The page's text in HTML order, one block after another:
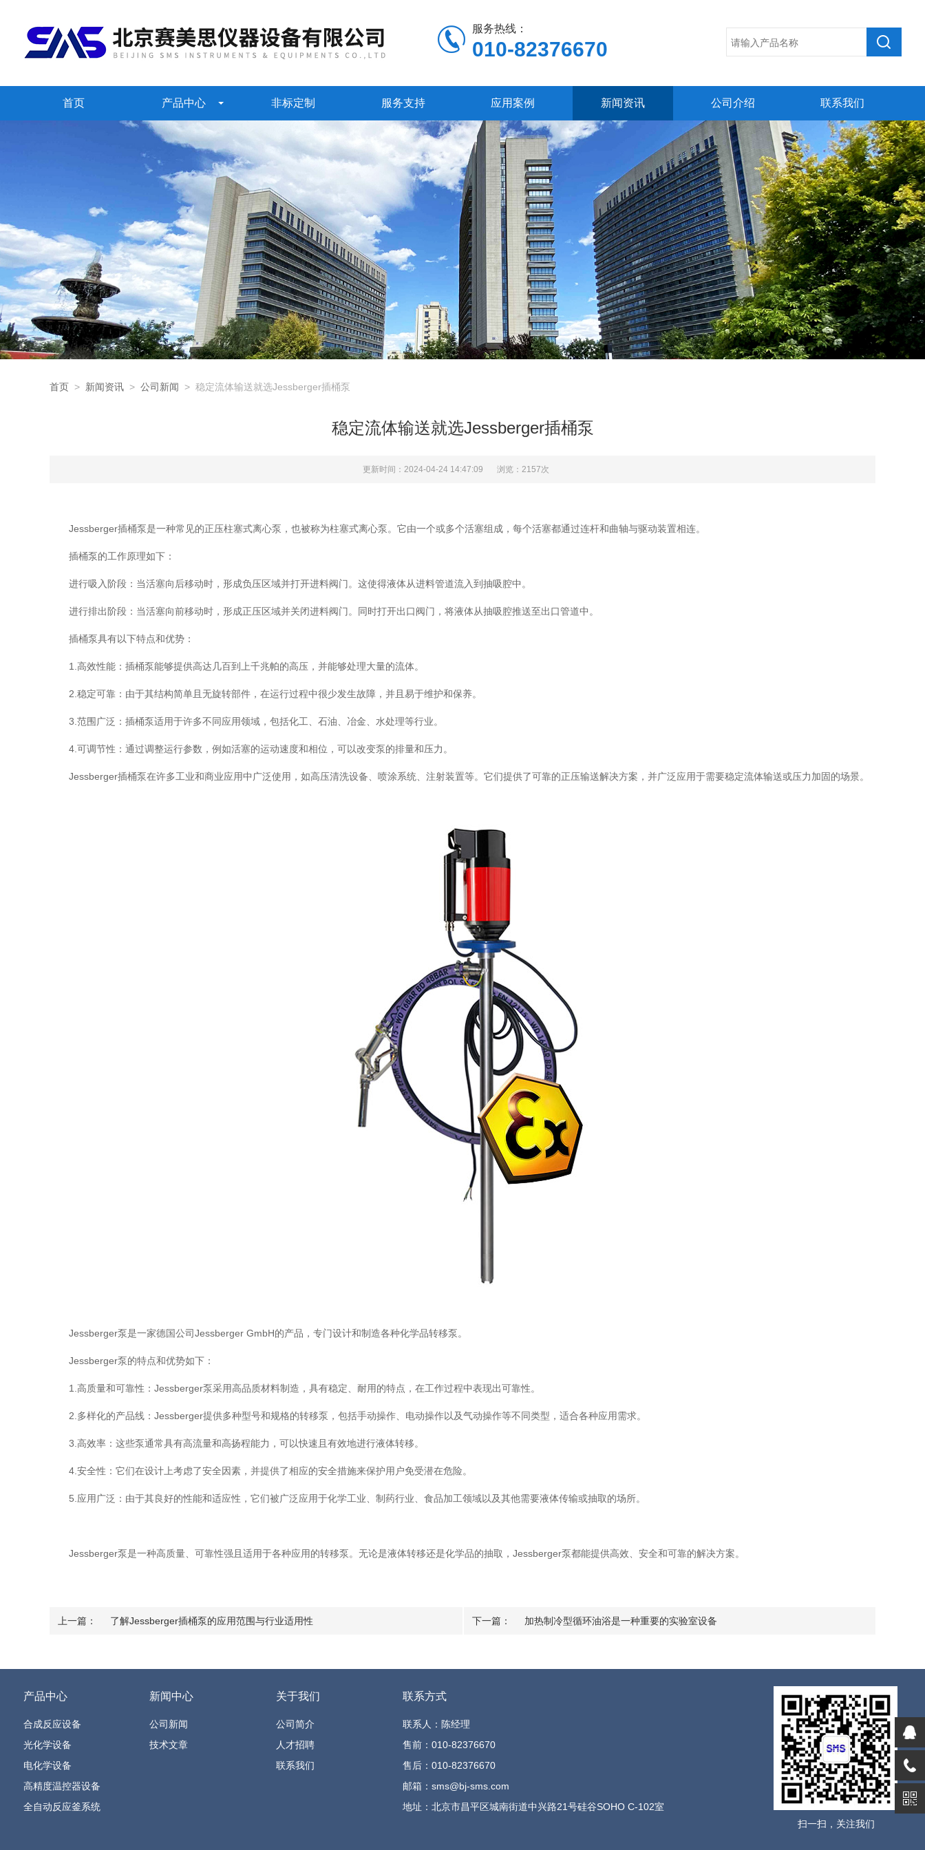
服务热线：
010-82376670
首页 产品中心 非标定制 服务支持 应用案例 新闻资讯 公司介绍 联系我们
首页 > 新闻资讯 > 公司新闻 > 稳定流体输送就选Jessberger插桶泵
稳定流体输送就选Jessberger插桶泵
更新时间：2024-04-24 14:47:09 浏览：2157次
Jessberger插桶泵是一种常见的正压柱塞式离心泵，也被称为柱塞式离心泵。它由一个或多个活塞组成，每个活塞都通过连杆和曲轴与驱动装置相连。
插桶泵的工作原理如下：
进行吸入阶段：当活塞向后移动时，形成负压区域并打开进料阀门。这使得液体从进料管道流入到抽吸腔中。
进行排出阶段：当活塞向前移动时，形成正压区域并关闭进料阀门。同时打开出口阀门，将液体从抽吸腔推送至出口管道中。
插桶泵具有以下特点和优势：
1.高效性能：插桶泵能够提供高达几百到上千兆帕的高压，并能够处理大量的流体。
2.稳定可靠：由于其结构简单且无旋转部件，在运行过程中很少发生故障，并且易于维护和保养。
3.范围广泛：插桶泵适用于许多不同应用领域，包括化工、石油、冶金、水处理等行业。
4.可调节性：通过调整运行参数，例如活塞的运动速度和相位，可以改变泵的排量和压力。
Jessberger插桶泵在许多工业和商业应用中广泛使用，如高压清洗设备、喷涂系统、注射装置等。它们提供了可靠的正压输送解决方案，并广泛应用于需要稳定流体输送或压力加固的场景。
Jessberger泵是一家德国公司Jessberger GmbH的产品，专门设计和制造各种化学品转移泵。
Jessberger泵的特点和优势如下：
1.高质量和可靠性：Jessberger泵采用高品质材料制造，具有稳定、耐用的特点，在工作过程中表现出可靠性。
2.多样化的产品线：Jessberger提供多种型号和规格的转移泵，包括手动操作、电动操作以及气动操作等不同类型，适合各种应用需求。
3.高效率：这些泵通常具有高流量和高扬程能力，可以快速且有效地进行液体转移。
4.安全性：它们在设计上考虑了安全因素，并提供了相应的安全措施来保护用户免受潜在危险。
5.应用广泛：由于其良好的性能和适应性，它们被广泛应用于化学工业、制药行业、食品加工领域以及其他需要液体传输或抽取的场所。
Jessberger泵是一种高质量、可靠性强且适用于各种应用的转移泵。无论是液体转移还是化学品的抽取，Jessberger泵都能提供高效、安全和可靠的解决方案。
上一篇： 了解Jessberger插桶泵的应用范围与行业适用性 下一篇： 加热制冷型循环油浴是一种重要的实验室设备
产品中心
合成反应设备
光化学设备
电化学设备
高精度温控器设备
全自动反应釜系统
新闻中心
公司新闻
技术文章
关于我们
公司简介
人才招聘
联系我们
联系方式
联系人：陈经理
售前：010-82376670
售后：010-82376670
邮箱：sms@bj-sms.com
地址：北京市昌平区城南街道中兴路21号硅谷SOHO C-102室
扫一扫，关注我们